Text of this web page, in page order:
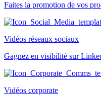
Faites la promotion de vos
Vidéos réseaux sociaux
Gagnez en visibilité sur
Vidéos corporate